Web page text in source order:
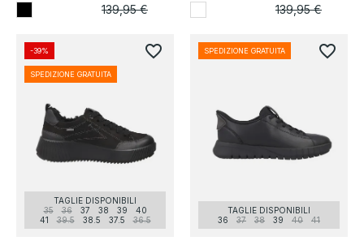
139,95 €
139,95 €
TAGLIE DISPONIBILI
35
36 37 38 39
40
41
39.5 38.5 37.5 36.5
-39%
SPEDIZIONE GRATUITA
favorite_border
TAGLIE DISPONIBILI
36
37 38 39 40 41
SPEDIZIONE GRATUITA favorite_border